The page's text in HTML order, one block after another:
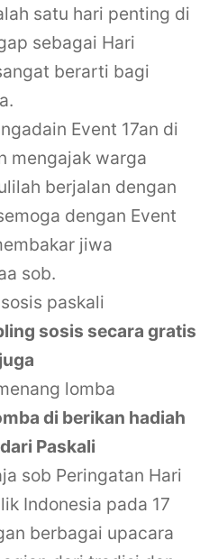
satu hari penting di
sebagai Hari
berarti bagi
Event 17an di
mengajak warga
berjalan dengan
dengan Event
jiwa
sob.
sosis secara gratis
juga
di berikan hadiah
Paskali
sob Peringatan Hari
Indonesia pada 17
berbagai upacara